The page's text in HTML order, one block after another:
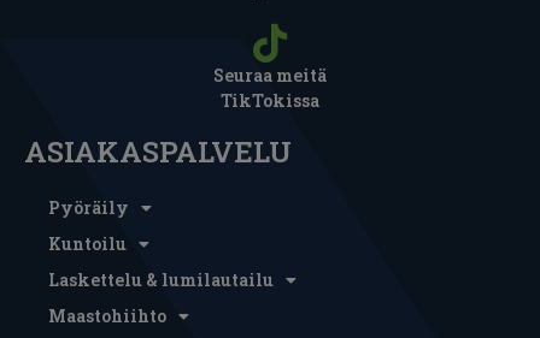
Seuraa meitä
TikTokissa
ASIAKASPALVELU
Pyöräily
Kuntoilu
Laskettelu & lumilautailu
Maastohiihto